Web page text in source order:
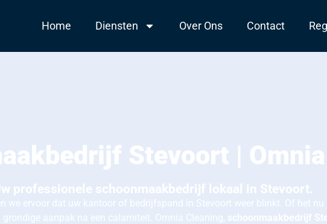
Home Diensten Over Ons Contact
Stevoort |
professionele schoonmaakbedrijf lokaal in Stevoort.
we ervoor dat uw kantoor of bedrijfspand in Stevoort weer blinkt. Of het
aanpak na een calamiteit. Omnia Cleaning, schoonmaakbedrijf